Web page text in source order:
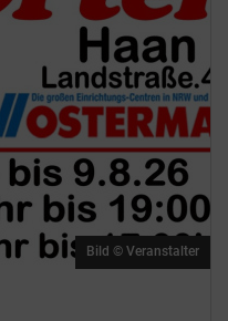
Bild © Veranstalter